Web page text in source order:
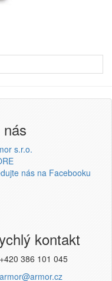
s.r.o.
nás na Facebooku
kontakt
+420 386 101 045
armor@armor.cz